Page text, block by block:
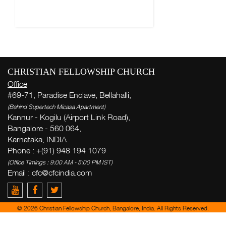
CHRISTIAN FELLOWSHIP CHURCH
Office
#69-71, Paradise Enclave, Bellahalli,
(Behind Supertech Micasa Apartment)
Kannur - Kogilu (Airport Link Road),
Bangalore - 560 064,
Karnataka, INDIA.
Phone : +(91) 948 194 1079
(Office Timings : 9:00 AM - 5:00 PM IST)
Email : cfc@cfcindia.com
© 2026 Christian Fellowship Church, Bangalore, India. All Rights Reserved.